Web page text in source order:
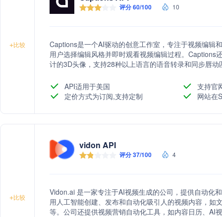
+比较
评分 60/100 10
Captions是一个AI驱动的创意工作室，专注于视频编辑
用户选择编辑风格并即时观看视频编辑过程。Captions
计的3D头像，支持28种以上语言的语音转录和同步唇
API适用于美国
支持官
定价方式为订阅,支持定制
网站在
+比较
vidon API
评分 37/100 4
Vidon.ai 是一家专注于AI视频生成的公司，提供自动化
用人工智能创建、发布和自动化吸引人的视频内容，如
等。公司还提供视频营销自动化工具，如内容日历、AI